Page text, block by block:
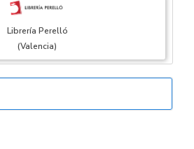
Librería Perelló
(Valencia)
Librería Elías